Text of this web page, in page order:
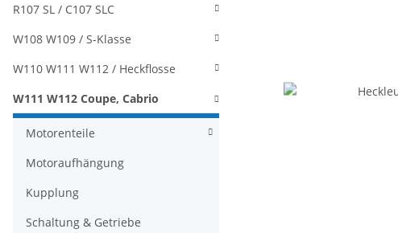
R107 SL / C107 SLC
W108 W109 / S-Klasse
W110 W111 W112 / Heckflosse
W111 W112 Coupe, Cabrio
Motorenteile
Motoraufhängung
Kupplung
Schaltung & Getriebe